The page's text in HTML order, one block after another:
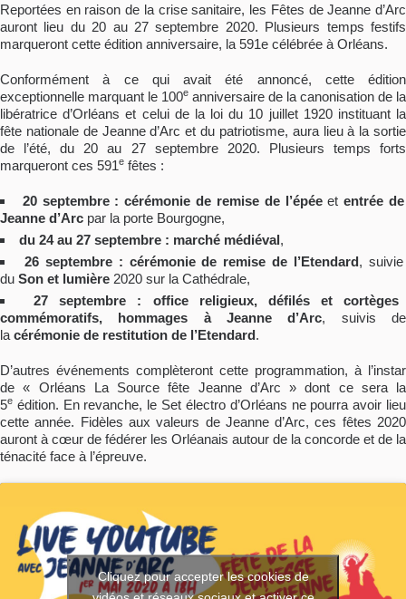
Reportées en raison de la crise sanitaire, les Fêtes de Jeanne d’Arc
auront lieu du 20 au 27 septembre 2020. Plusieurs temps festifs
marqueront cette édition anniversaire, la 591e célébrée à Orléans.
Conformément à ce qui avait été annoncé, cette édition
exceptionnelle marquant le 100e anniversaire de la canonisation de la
libératrice d’Orléans et celui de la loi du 10 juillet 1920 instituant la
fête nationale de Jeanne d’Arc et du patriotisme, aura lieu à la sortie
de l’été, du 20 au 27 septembre 2020. Plusieurs temps forts
marqueront ces 591e fêtes :
20 septembre : cérémonie de remise de l’épéeetentrée de
Jeanne d’Arc par la porte Bourgogne,
du 24 au 27 septembre : marché médiéval,
26 septembre : cérémonie de remise de l’Etendard, suivie
du Son et lumière 2020 sur la Cathédrale,
27 septembre : office religieux, défilés et cortèges
commémoratifs, hommages à Jeanne d’Arc, suivis de
la cérémonie de restitution de l’Etendard.
D’autres événements complèteront cette programmation, à l’instar
de « Orléans La Source fête Jeanne d’Arc » dont ce sera la
5e édition. En revanche, le Set électro d’Orléans ne pourra avoir lieu
cette année. Fidèles aux valeurs de Jeanne d’Arc, ces fêtes 2020
auront à cœur de fédérer les Orléanais autour de la concorde et de la
ténacité face à l’épreuve.
Cliquez pour accepter les cookies de